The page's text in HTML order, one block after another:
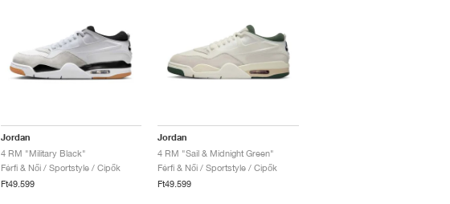
Jordan
4 RM "Military Black"
Férfi & Női / Sportstyle / Cipők
Ft49.599
Jordan
4 RM "Sail & Midnight Green"
Férfi & Női / Sportstyle / Cipők
Ft49.599